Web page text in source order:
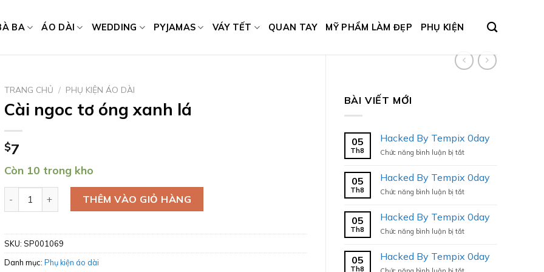
BA ÁO DÀI WEDDING PYJAMAS VÁY TẾT QUAN TAY MỸ PHẨM LÀM ĐẸP PHỤ KIỆN
BÀI VIẾT MỚI
05
Th8
Hacked By Tempix 0day
Chức năng bình luận bị tắtở
Tempix
0day
05
Th8
Hacked By Tempix 0day
Chức năng bình luận bị tắtở
Tempix
0day
05
Th8
Hacked By Tempix 0day
Chức năng bình luận bị tắtở
Tempix
05
Th8
Hacked By Tempix 0day
ở
TRANG CHỦ / PHỤ KIỆN ÁO DÀI
Cài ngoc tơ óng xanh lá
$7
Còn 10 trong kho
Cài ngoc tơ óng xanh lá số lượng
THÊM VÀO GIỎ HÀNG
SKU: SP001069
Danh mục: Phụ kiện áo dài